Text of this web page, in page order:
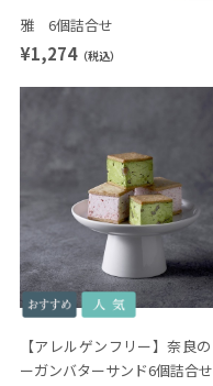
雅 6個詰合せ
¥1,274（税込）
【アレルゲンフリー】奈良
ーガンバターサンド6個詰合せ